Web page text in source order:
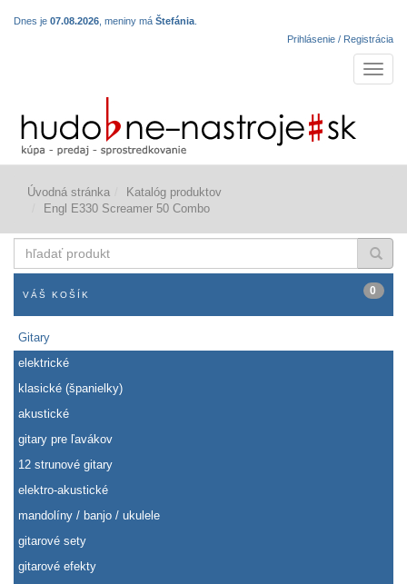
Dnes je 07.08.2026 , meniny má Štefánia
Prihlásenie / Registrácia
Úvodná stránka
Katalóg produktov
Engl E330 Screamer 50 Combo
produkt
VÁŠ KOŠÍK 0
Gitary
elektrické
klasické (španielky)
akustické
gitary pre ľavákov
12 strunové gitary
elektro-akustické
mandolíny / banjo / ukulele
gitarové sety
gitarové efekty